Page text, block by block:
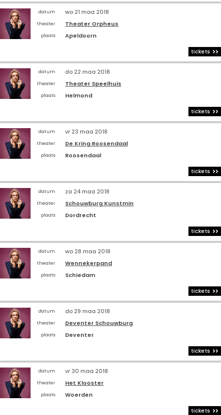
datum wo 21 maa 2018
theater Theater Orpheus
plaats
Apeldoorn
tickets
datum do 22 maa 2018
theater Theater Speelhuis
plaats
Helmond
tickets
datum vr 23 maa 2018
theater De Kring Roosendaal
plaats
Roosendaal
tickets
datum za 24 maa 2018
theater Schouwburg Kunstmin
plaats
Dordrecht
tickets
datum wo 28 maa 2018
theater Wennekerpand
plaats
Schiedam
tickets
datum do 29 maa 2018
theater Deventer Schouwburg
plaats
Deventer
tickets
datum vr 30 maa 2018
theater Het Klooster
plaats
Woerden
tickets